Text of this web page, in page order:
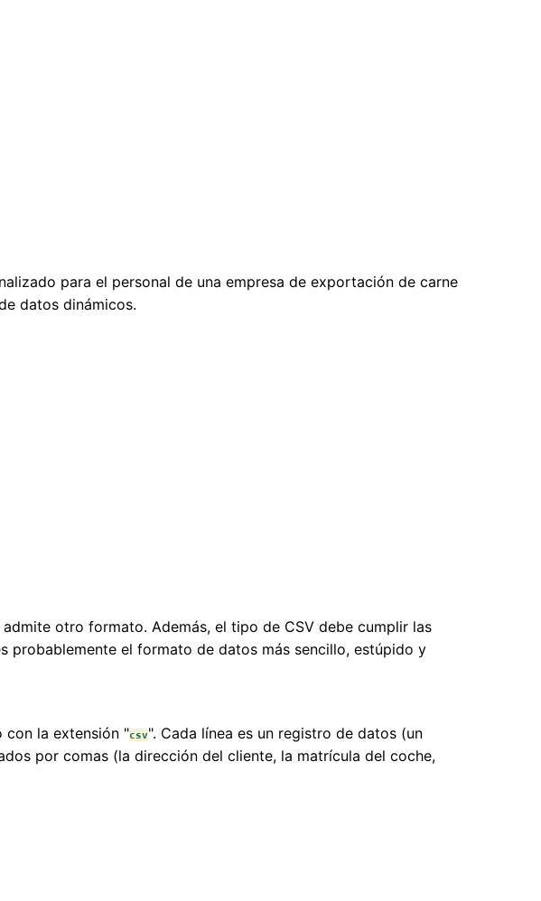
para el personal de una empresa de exportación de carne
datos dinámicos.
admite otro formato. Además, el tipo de CSV debe cumplir las
probablemente el formato de datos más sencillo, estúpido y
con la extensión "csv". Cada línea es un registro de datos (un
por comas (la dirección del cliente, la matrícula del coche,